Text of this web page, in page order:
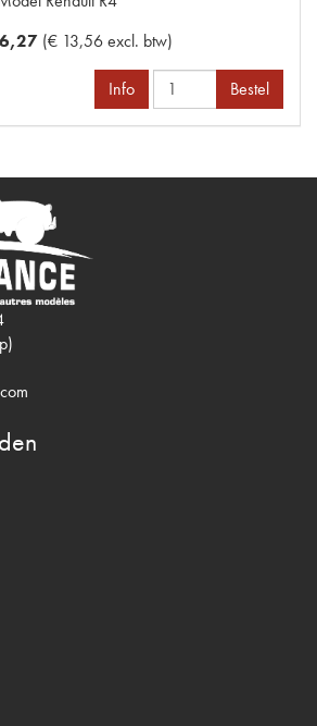
(€ 13,56 excl. btw)
Info Bestel